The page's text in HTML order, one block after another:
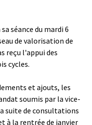
séance du mardi 6
de valorisation de
reçu l'appui des
cycles.
et ajouts, les
soumis par la vice-
suite de consultations
à la rentrée de janvier